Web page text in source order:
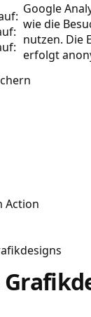
Google
wie die
nutzen. Die
erfolgt
Action